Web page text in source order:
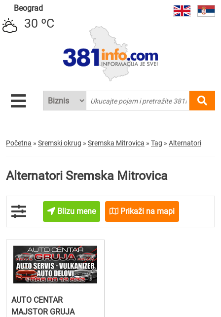
Beograd
30 ºC
Početna » Sremski okrug » Sremska Mitrovica » Tag » Alternatori
Alternatori Sremska Mitrovica
Blizu mene Prikaži na mapi
AUTO CENTAR
MAJSTOR GRUJA